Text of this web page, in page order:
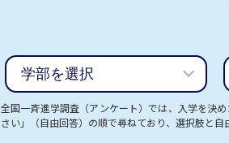
全国一斉進学調査（アンケート）では、入学を決
さい」（自由回答）の順で尋ねており、選択肢と